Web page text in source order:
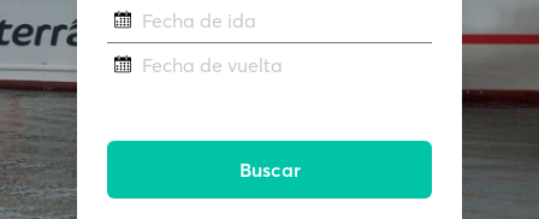
Fecha de ida
Fecha de vuelta
Buscar